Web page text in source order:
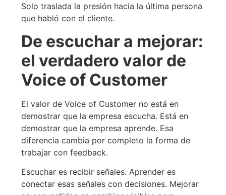
Solo traslada la presión hacia la última persona
que habló con el cliente.
De escuchar a mejorar:
el verdadero valor de
Voice of Customer
El valor de Voice of Customer no está en
demostrar que la empresa escucha. Está en
demostrar que la empresa aprende. Esa
diferencia cambia por completo la forma de
trabajar con feedback.
Escuchar es recibir señales. Aprender es
conectar esas señales con decisiones. Mejorar